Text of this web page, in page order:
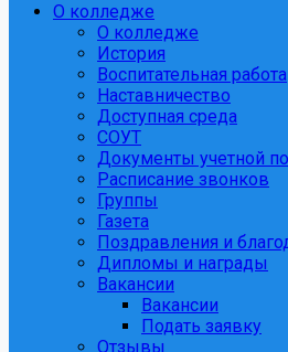
О колледже
О колледже
История
Воспитательная работа
Наставничество
Доступная среда
СОУТ
Документы учетной
Расписание звонков
Группы
Газета
Поздравления и
Дипломы и награды
Вакансии
Вакансии
Подать заявку
Отзывы